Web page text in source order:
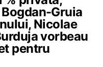
Gruia
Nicolae
vorbeau
pentru